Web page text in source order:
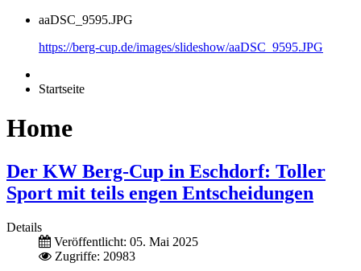
aaDSC_9595.JPG
https://berg-cup.de/images/slideshow/aaDSC_9595.JPG
Startseite
Home
Der KW Berg-Cup in Eschdorf: Toller
Sport mit teils engen Entscheidungen
Details
Veröffentlicht: 05. Mai 2025
Zugriffe: 20983